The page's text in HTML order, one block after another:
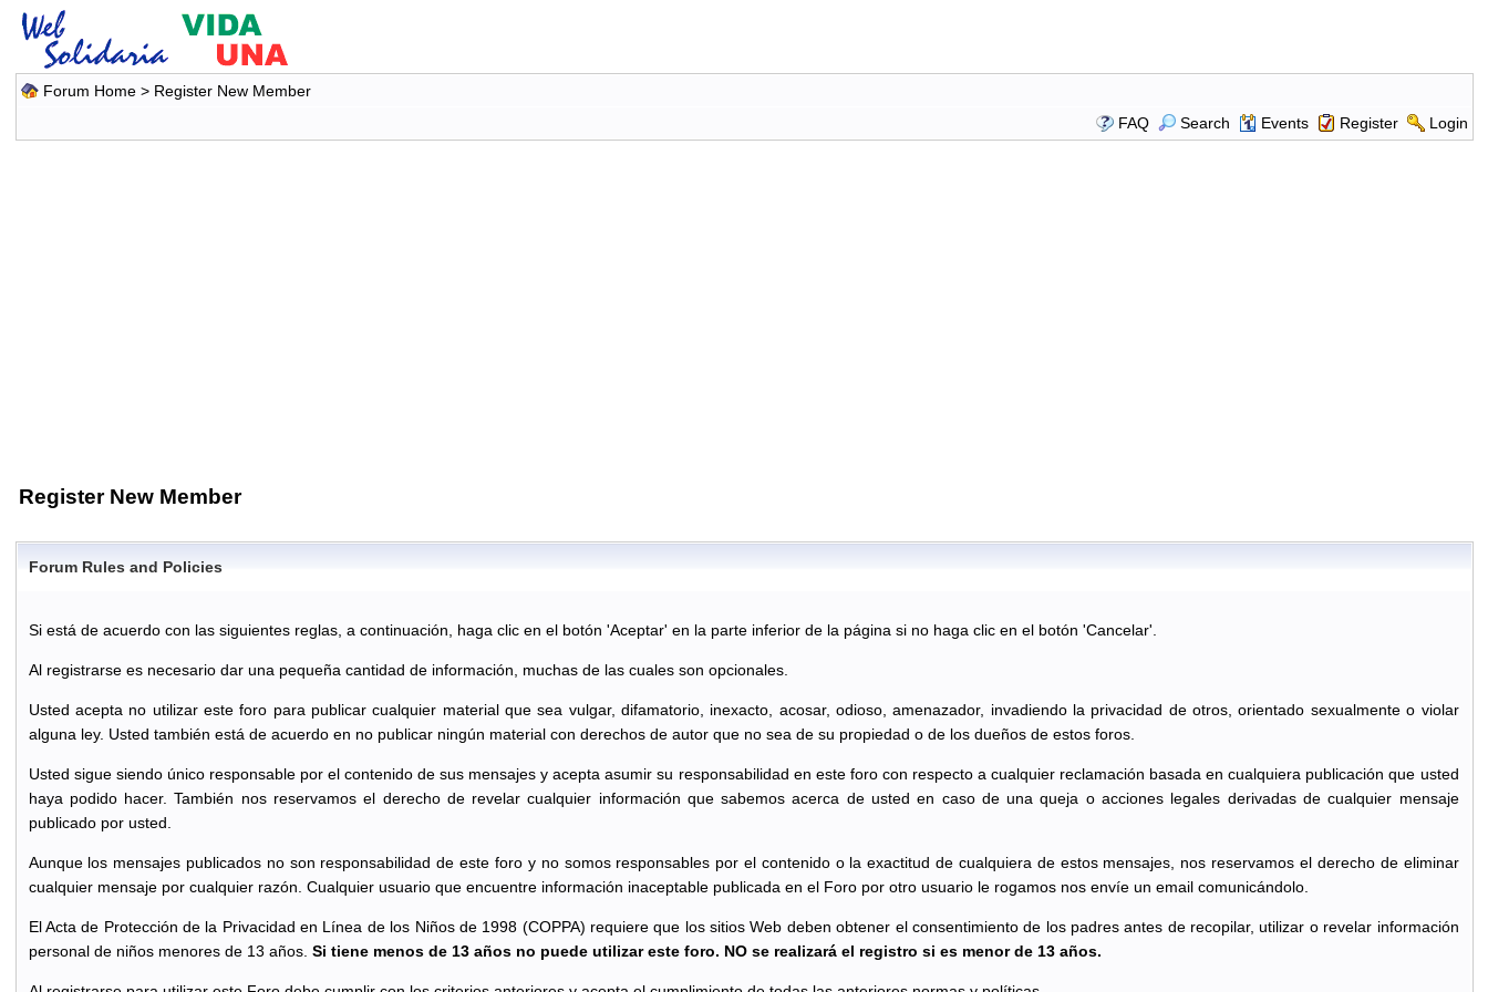
Forum Home> Register New Member
FAQ
Search Events Register Login
Register New Member
Forum Rules and Policies
Si está de acuerdo con las siguientes reglas, a continuación, haga clic en el botón 'Aceptar' en la parte inferior de la página si no haga clic en el botón 'Cancelar'.
Al registrarse es necesario dar una pequeña cantidad de información, muchas de las cuales son opcionales.
Usted acepta no utilizar este foro para publicar cualquier material que sea vulgar, difamatorio, inexacto, acosar, odioso, amenazador, invadiendo la privacidad de otros, orientado sexualmente o violar
alguna ley. Usted también está de acuerdo en no publicar ningún material con derechos de autor que no sea de su propiedad o de los dueños de estos foros.
Usted sigue siendo único responsable por el contenido de sus mensajes y acepta asumir su responsabilidad en este foro con respecto a cualquier reclamación basada en cualquiera publicación que usted
haya podido hacer. También nos reservamos el derecho de revelar cualquier información que sabemos acerca de usted en caso de una queja o acciones legales derivadas de cualquier mensaje
publicado por usted.
Aunque los mensajes publicados no son responsabilidad de este foro y no somos responsables por el contenido o la exactitud de cualquiera de estos mensajes, nos reservamos el derecho de eliminar
cualquier mensaje por cualquier razón. Cualquier usuario que encuentre información inaceptable publicada en el Foro por otro usuario le rogamos nos envíe un email comunicándolo.
El Acta de Protección de la Privacidad en Línea de los Niños de 1998 (COPPA) requiere que los sitios Web deben obtener el consentimiento de los padres antes de recopilar, utilizar o revelar información
personal de niños menores de 13 años. Si tiene menos de 13 años no puede utilizar este foro. NO se realizará el registro si es menor de 13 años.